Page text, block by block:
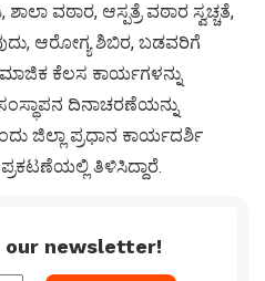
ವಠಾರ, ಆಸ್ಪತ್ರೆ ವಠಾರ ಸ್ವಚ್ಚತೆ,
ಆರೋಗ್ಯ ಶಿಬಿರ, ಬಡವರಿಗೆ
ಕೆಲಸ ಕಾರ್ಯಗಳನ್ನು
ದಿನಾಚರಣೆಯನ್ನು
ಜಿಲ್ಲಾ ಪ್ರಧಾನ ಕಾರ್ಯದರ್ಶಿ
ತಿಳಿಸಿದ್ದಾರೆ.
our newsletter!